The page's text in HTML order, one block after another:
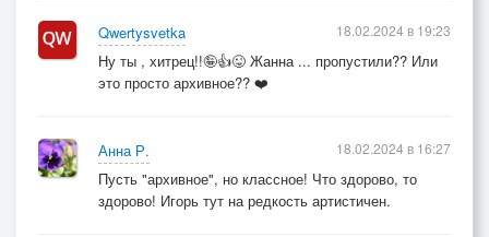
Qwertysvetka
Ну ты , хитрец!!🤪👍😜 Жанна ... пропустили?? Или
это просто архивное?? ❤️
18.02.2024 в 19:23
Анна Р.
Пусть "архивное", но классное! Что здорово, то
здорово! Игорь тут на редкость артистичен.
18.02.2024 в 16:27